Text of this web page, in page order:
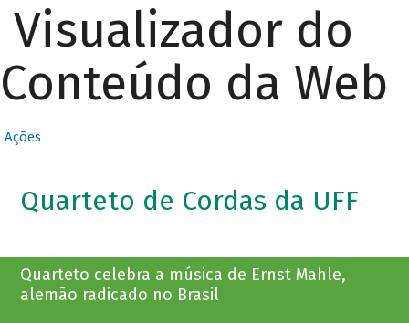
Visualizador do
Conteúdo da Web
Ações
Quarteto de Cordas da UFF
Quarteto celebra a música de Ernst Mahle,
alemão radicado no Brasil